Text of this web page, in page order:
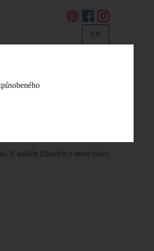
EN
V našich článcích v nové sekci